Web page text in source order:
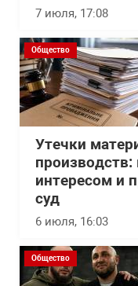
7 июля, 17:08
Общество
Утечки
интересом и
суд
6 июля, 16:03
Общество